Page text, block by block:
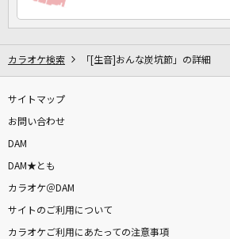
カラオケ検索 「[生音]おんな炭坑節」の詳細
サイトマップ
お問い合わせ
DAM
DAM★とも
カラオケ＠DAM
サイトのご利用について
カラオケご利用にあたっての注意事項